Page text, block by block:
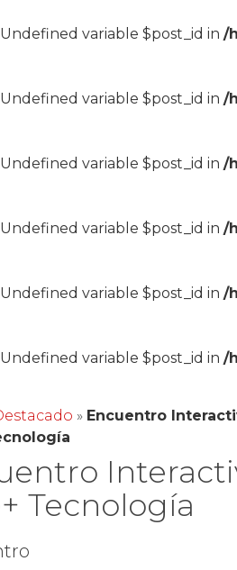
Undefined variable $post_id in/
Undefined variable $post_id in/
Undefined variable $post_id in/
Undefined variable $post_id in/
Undefined variable $post_id in/
Undefined variable $post_id in/
» Encuentro
Tecnología